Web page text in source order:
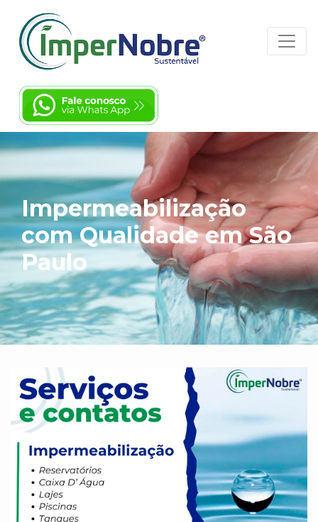
Impermeabilização
com Qualidade em São
Paulo